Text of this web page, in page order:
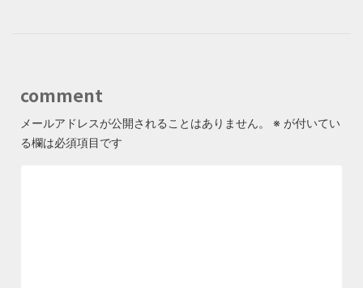
comment
メールアドレスが公開されることはありません。 ※ が付いてい
る欄は必須項目です